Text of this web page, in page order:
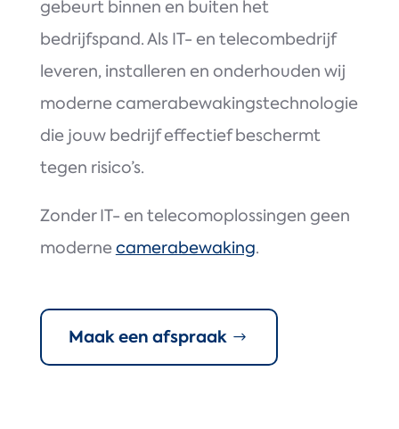
gebeurt binnen en buiten het
bedrijfspand. Als IT- en telecombedrijf
leveren, installeren en onderhouden wij
moderne camerabewakingstechnologie
die jouw bedrijf effectief beschermt
tegen risico’s.
Zonder IT- en telecomoplossingen geen
modernecamerabewaking.
Maak een afspraak